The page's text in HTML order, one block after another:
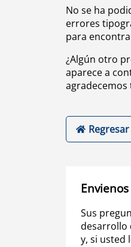
No se ha
errores
para
¿Algún otro
aparece a
agradecemos
Sus
desarrollo
y, si usted